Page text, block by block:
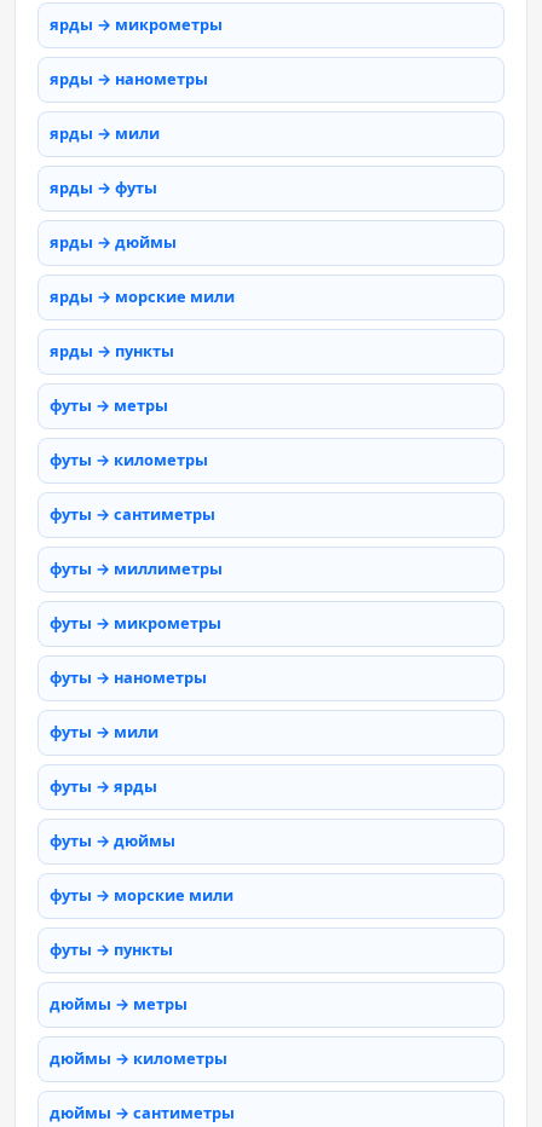
ярды → микрометры
ярды → нанометры
ярды → мили
ярды → футы
ярды → дюймы
ярды → морские мили
ярды → пункты
футы → метры
футы → километры
футы → сантиметры
футы → миллиметры
футы → микрометры
футы → нанометры
футы → мили
футы → ярды
футы → дюймы
футы → морские мили
футы → пункты
дюймы → метры
дюймы → километры
дюймы → сантиметры